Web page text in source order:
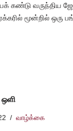
கண்டு
மூன்றில் ஒரு
ஒளி
வாழ்க்கை